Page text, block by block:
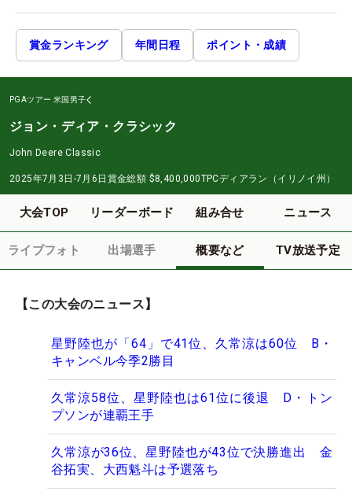
賞金ランキング 年間日程 ポイント・成績
PGAツアー 米国男子
ジョン・ディア・クラシック
John Deere Classic
2025年7月3日-7月6日 賞金総額 $8,400,000TPCディアラン（イリノイ州）
大会TOP リーダーボード 組み合せ ニュース
ライブフォト 出場選手 概要など TV放送予定
【この大会のニュース】
星野陸也が「64」で41位、久常涼は60位 B・
キャンベル今季2勝目
久常涼58位、星野陸也は61位に後退 D・トン
プソンが連覇王手
久常涼が36位、星野陸也が43位で決勝進出 金
谷拓実、大西魁斗は予選落ち